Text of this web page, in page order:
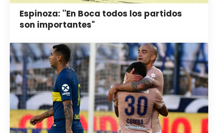
Espinoza: ''En Boca todos los partidos
son importantes"